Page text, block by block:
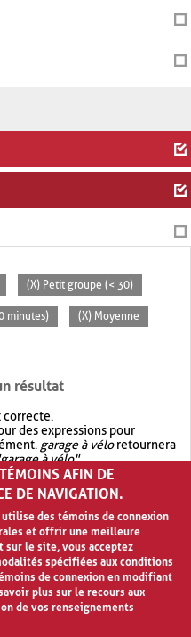
(X) Petit groupe (< 30)
minutes) (X) Moyenne
résultat
correcte.
des expressions pour
garage à véloretournera
à vélo".
avec OR.garage OR vélo
quegarage à vélo
AFIN DE
DE NAVIGATION.
des témoins de connexion
et offrir une meilleure
sur le site, vous acceptez
spécifiées aux conditions
de connexion en modifiant
plus sur le recours aux
de vos renseignements